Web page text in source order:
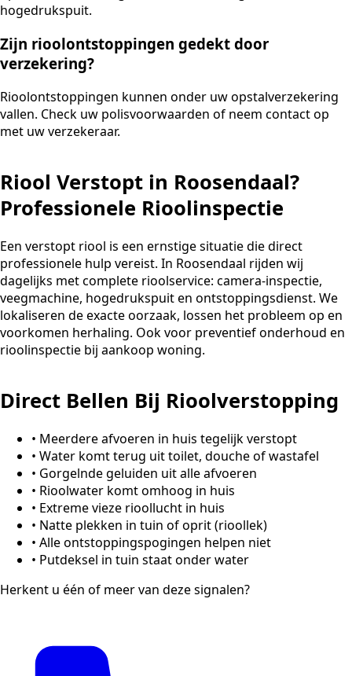
hogedrukspuit.
Zijn rioolontstoppingen gedekt door
verzekering?
Rioolontstoppingen kunnen onder uw opstalverzekering
vallen. Check uw polisvoorwaarden of neem contact op
met uw verzekeraar.
Riool Verstopt in Roosendaal?
Professionele Rioolinspectie
Een verstopt riool is een ernstige situatie die direct
professionele hulp vereist. In Roosendaal rijden wij
dagelijks met complete rioolservice: camera-inspectie,
veegmachine, hogedrukspuit en ontstoppingsdienst. We
lokaliseren de exacte oorzaak, lossen het probleem op en
voorkomen herhaling. Ook voor preventief onderhoud en
rioolinspectie bij aankoop woning.
Direct Bellen Bij Rioolverstopping
• Meerdere afvoeren in huis tegelijk verstopt
• Water komt terug uit toilet, douche of wastafel
• Gorgelnde geluiden uit alle afvoeren
• Rioolwater komt omhoog in huis
• Extreme vieze rioollucht in huis
• Natte plekken in tuin of oprit (rioollek)
• Alle ontstoppingspogingen helpen niet
• Putdeksel in tuin staat onder water
Herkent u één of meer van deze signalen?